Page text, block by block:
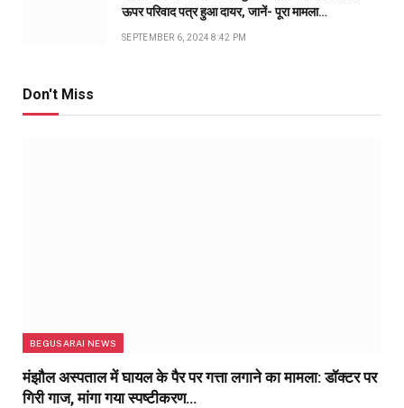
ऊपर परिवाद पत्र हुआ दायर, जानें- पूरा मामला…
SEPTEMBER 6, 2024 8:42 PM
Don't Miss
BEGUSARAI NEWS
मंझौल अस्पताल में घायल के पैर पर गत्ता लगाने का मामला: डॉक्टर पर
गिरी गाज, मांगा गया स्पष्टीकरण…